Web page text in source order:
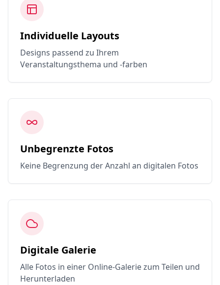
Individuelle Layouts
Designs passend zu Ihrem
Veranstaltungsthema und -farben
Unbegrenzte Fotos
Keine Begrenzung der Anzahl an digitalen Fotos
Digitale Galerie
Alle Fotos in einer Online-Galerie zum Teilen und
Herunterladen